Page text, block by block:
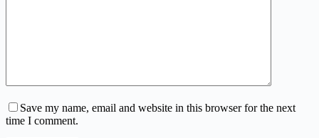
Save my name, email and website in this browser for the next
time I comment.